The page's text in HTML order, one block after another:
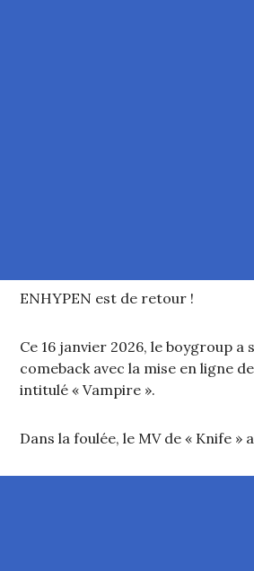
ENHYPEN est de retour !
Ce 16 janvier 2026, le boygroup a
comeback avec la mise en ligne
intitulé « Vampire ».
Dans la foulée, le MV de « Knife »